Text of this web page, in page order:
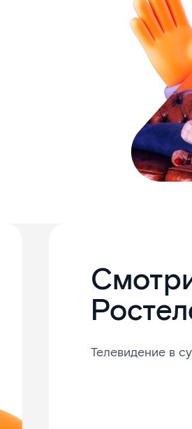
Телевидение в